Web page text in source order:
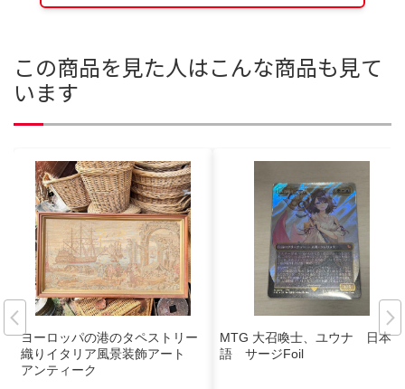
この商品を見た人はこんな商品も見て
います
ヨーロッパの港のタペストリー
織りイタリア風景装飾アート
アンティーク
MTG 大召喚士、ユウナ 日本
語 サージFoil